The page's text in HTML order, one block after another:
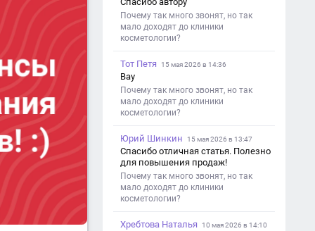
Почему так много звонят, но так
мало доходят до клиники
косметологии?
Тот Петя 15 мая 2026 в 14:36
Вау
Почему так много звонят, но так
мало доходят до клиники
косметологии?
Юрий Шинкин 15 мая 2026 в 13:47
Спасибо отличная статья. Полезно
для повышения продаж!
Почему так много звонят, но так
мало доходят до клиники
косметологии?
Хребтова Наталья 10 мая 2026 в 14:10